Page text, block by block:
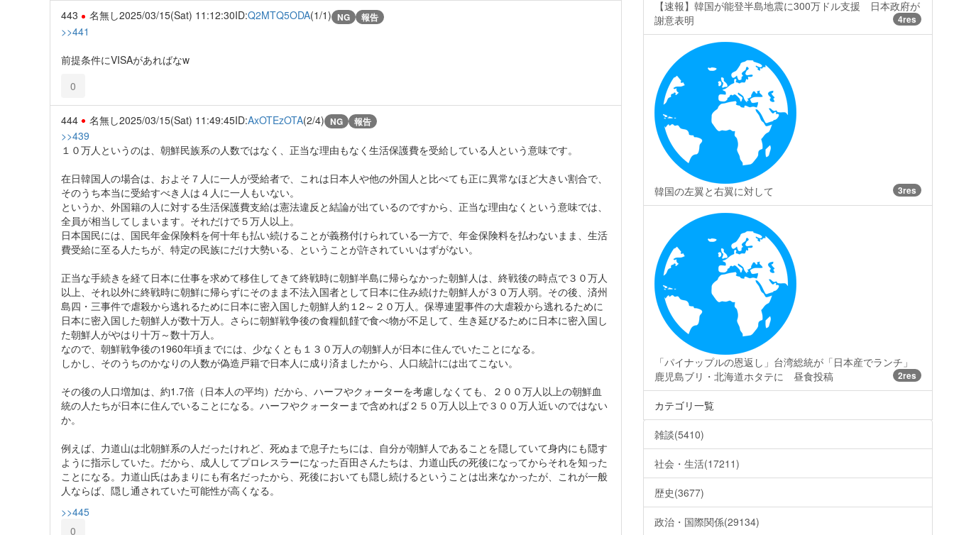
443 名無し2025/03/15(Sat) 11:12:30ID:Q2MTQ5ODA(1/1) NG 報告
>>441
前提条件にVISAがあればなw
0
444 名無し2025/03/15(Sat) 11:49:45ID:AxOTEzOTA(2/4) NG 報告
>>439
１０万人というのは、朝鮮民族系の人数ではなく、正当な理由もなく生活保護費を受給している人という意味です。
在日韓国人の場合は、およそ７人に一人が受給者で、これは日本人や他の外国人と比べても正に異常なほど大きい割合で、
そのうち本当に受給すべき人は４人に一人もいない。
というか、外国籍の人に対する生活保護費支給は憲法違反と結論が出ているのですから、正当な理由なくという意味では、
全員が相当してしまいます。それだけで５万人以上。
日本国民には、国民年金保険料を何十年も払い続けることが義務付けられている一方で、年金保険料を払わないまま、生活
費受給に至る人たちが、特定の民族にだけ大勢いる、ということが許されていいはずがない。
正当な手続きを経て日本に仕事を求めて移住してきて終戦時に朝鮮半島に帰らなかった朝鮮人は、終戦後の時点で３０万人
以上、それ以外に終戦時に朝鮮に帰らずにそのまま不法入国者として日本に住み続けた朝鮮人が３０万人弱。その後、済州
島四・三事件で虐殺から逃れるために日本に密入国した朝鮮人約１2～２０万人。保導連盟事件の大虐殺から逃れるために
日本に密入国した朝鮮人が数十万人。さらに朝鮮戦争後の食糧飢饉で食べ物が不足して、生き延びるために日本に密入国し
た朝鮮人がやはり十万～数十万人。
なので、朝鮮戦争後の1960年頃までには、少なくとも１３０万人の朝鮮人が日本に住んでいたことになる。
しかし、そのうちのかなりの人数が偽造戸籍で日本人に成り済ましたから、人口統計には出てこない。
その後の人口増加は、約1.7倍（日本人の平均）だから、ハーフやクォーターを考慮しなくても、２００万人以上の朝鮮血
統の人たちが日本に住んでいることになる。ハーフやクォーターまで含めれば２５０万人以上で３００万人近いのではない
か。
例えば、力道山は北朝鮮系の人だったけれど、死ぬまで息子たちには、自分が朝鮮人であることを隠していて身内にも隠す
ように指示していた。だから、成人してプロレスラーになった百田さんたちは、力道山氏の死後になってからそれを知った
ことになる。力道山氏はあまりにも有名だったから、死後においても隠し続けるということは出来なかったが、これが一般
人ならば、隠し通されていた可能性が高くなる。
>>445
0
【速報】韓国が能登半島地震に300万ドル支援 日本政府が
謝意表明
4res
韓国の左翼と右翼に対して 3res
「パイナップルの恩返し」台湾総統が「日本産でランチ」
鹿児島ブリ・北海道ホタテに 昼食投稿
2res
カテゴリ一覧
雑談(5410)
社会・生活(17211)
歴史(3677)
政治・国際関係(29134)